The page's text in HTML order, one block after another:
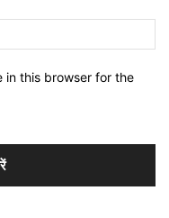
in this browser for the